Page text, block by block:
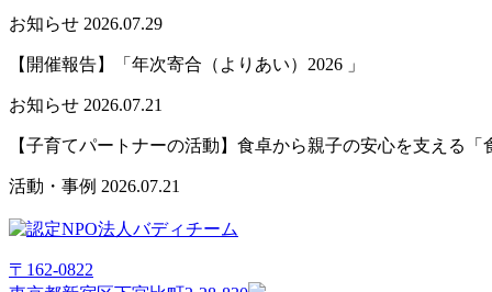
お知らせ 2026.07.29
【開催報告】「年次寄合（よりあい）2026 」
お知らせ 2026.07.21
【子育てパートナーの活動】食卓から親子の安心を支える「
活動・事例 2026.07.21
〒162-0822